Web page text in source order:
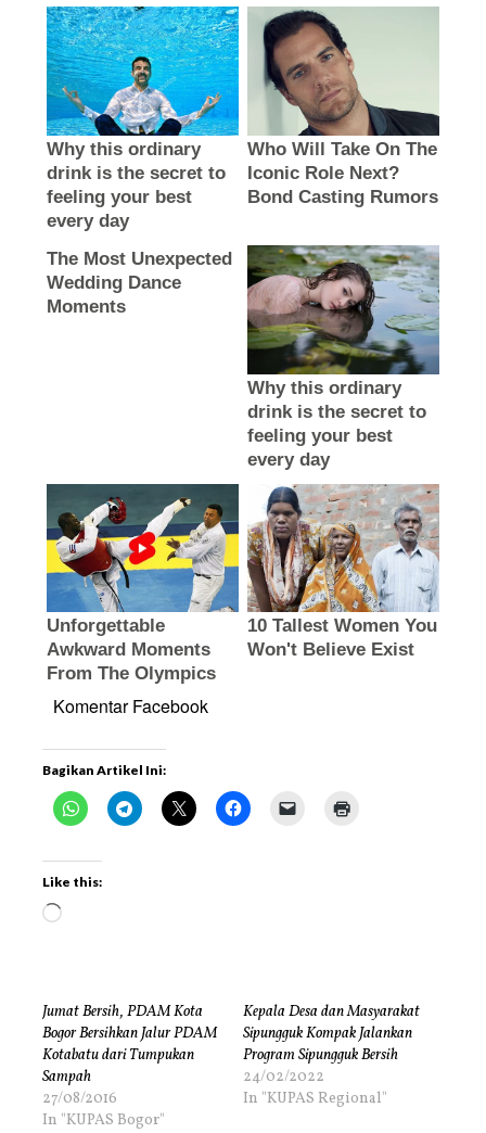
Komentar Facebook
Bagikan Artikel Ini:
Like this:
Jumat Bersih, PDAM Kota
Bogor Bersihkan Jalur PDAM
Kotabatu dari Tumpukan
Sampah
27/08/2016
In "KUPAS Bogor"
Kepala Desa dan Masyarakat
Sipungguk Kompak Jalankan
Program Sipungguk Bersih
24/02/2022
In "KUPAS Regional"